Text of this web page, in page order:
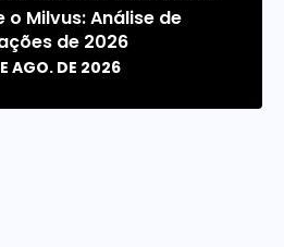
o Milvus: Análise de
de 2026
AGO. DE 2026